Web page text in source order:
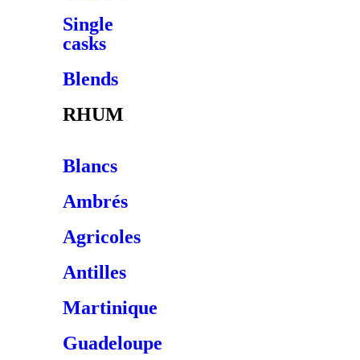
Single
casks
Blends
RHUM
Blancs
Ambrés
Agricoles
Antilles
Martinique
Guadeloupe